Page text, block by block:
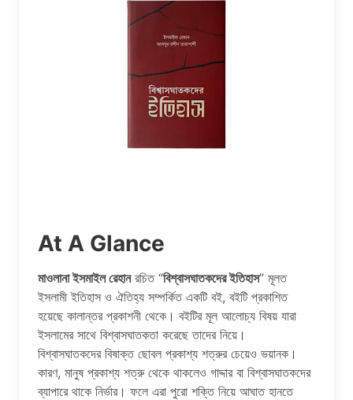
At A Glance
মাওলানা ইসমাইল রেহানরচিত “বিশ্বাসঘাতকদের ইতিহাস” মূলত
ইসলামী ইতিহাস ও ঐতিহ্য সম্পর্কিত একটি বই, বইটি প্রকাশিত
হয়েছে কালান্তর প্রকাশনী থেকে। বইটির মূল আলোচ্য বিষয় যারা
ইসলামের সাথে বিশ্বাসঘাতকতা করেছে তাদের নিয়ে।
বিশ্বাসঘাতকদের বিষাক্ত ছোবল প্রকাশ্য শত্রুর চেয়েও ভয়ানক।
কারণ, মানুষ প্রকাশ্য শত্রু থেকে থাকলেও গাদ্দার বা বিশ্বাসঘাতকদের
ব্যাপারে থাকে নির্ভার। ফলে এরা পুরো শক্তি নিয়ে আঘাত হানতে